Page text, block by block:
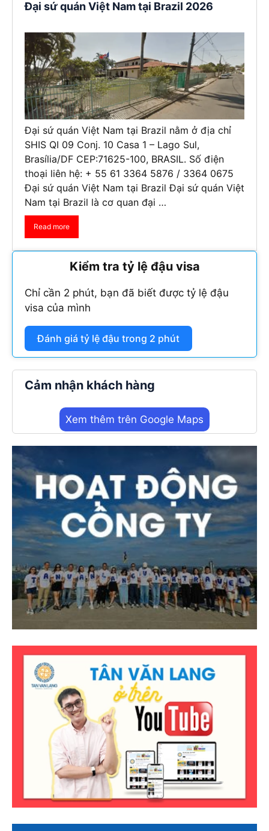
Đại sứ quán Việt Nam tại Brazil 2026
Đại sứ quán Việt Nam tại Brazil nằm ở địa chỉ
SHIS QI 09 Conj. 10 Casa 1 – Lago Sul,
Brasília/DF CEP:71625-100, BRASIL.​ Số điện
thoại liên hệ: + 55 61 3364 5876 / 3364 0675
Đại sứ quán Việt Nam tại Brazil Đại sứ quán Việt
Nam tại Brazil là cơ quan đại …
Read more
Kiểm tra tỷ lệ đậu visa
Chỉ cần 2 phút, bạn đã biết được tỷ lệ đậu
visa của mình
Đánh giá tỷ lệ đậu trong 2 phút
Cảm nhận khách hàng
Xem thêm trên Google Maps